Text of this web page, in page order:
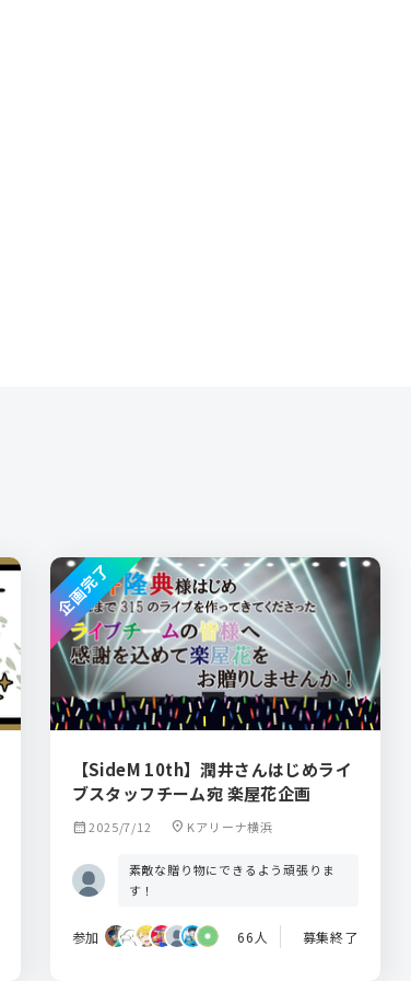
【SideM 10th】潤井さんはじめライ
ブスタッフチーム宛 楽屋花企画
calendar_month2025/7/12 location_on Kアリーナ横浜
素敵な贈り物にできるよう頑張りま
す！
参加 66人 募集終了
企画完了